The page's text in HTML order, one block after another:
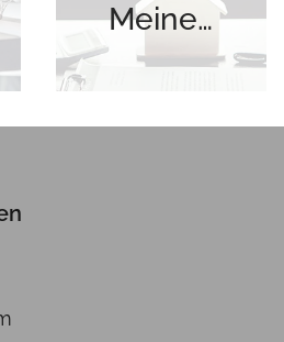
Meine
alte
verkaufen